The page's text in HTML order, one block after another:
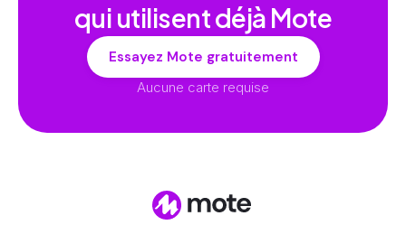
qui utilisent déjà Mote
Essayez Mote gratuitement
Aucune carte requise